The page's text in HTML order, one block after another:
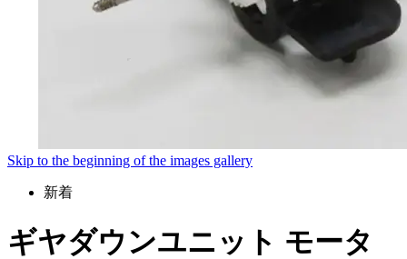
Skip to the beginning of the images gallery
新着
ギヤダウンユニット モータ